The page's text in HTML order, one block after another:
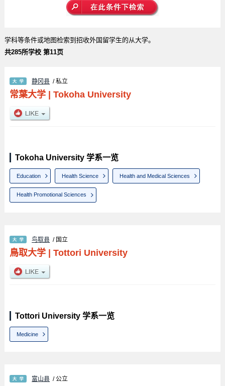
学科等条件或地图检索到招收外国留学生的从大学。
共285所学校 第11页
静冈县 / 私立
常葉大学| Tokoha University
Tokoha University 学系一览
Education Health Science Health and Medical Sciences
Health Promotional Sciences
鸟取县 / 国立
鳥取大学| Tottori University
Tottori University 学系一览
Medicine
富山县 / 公立